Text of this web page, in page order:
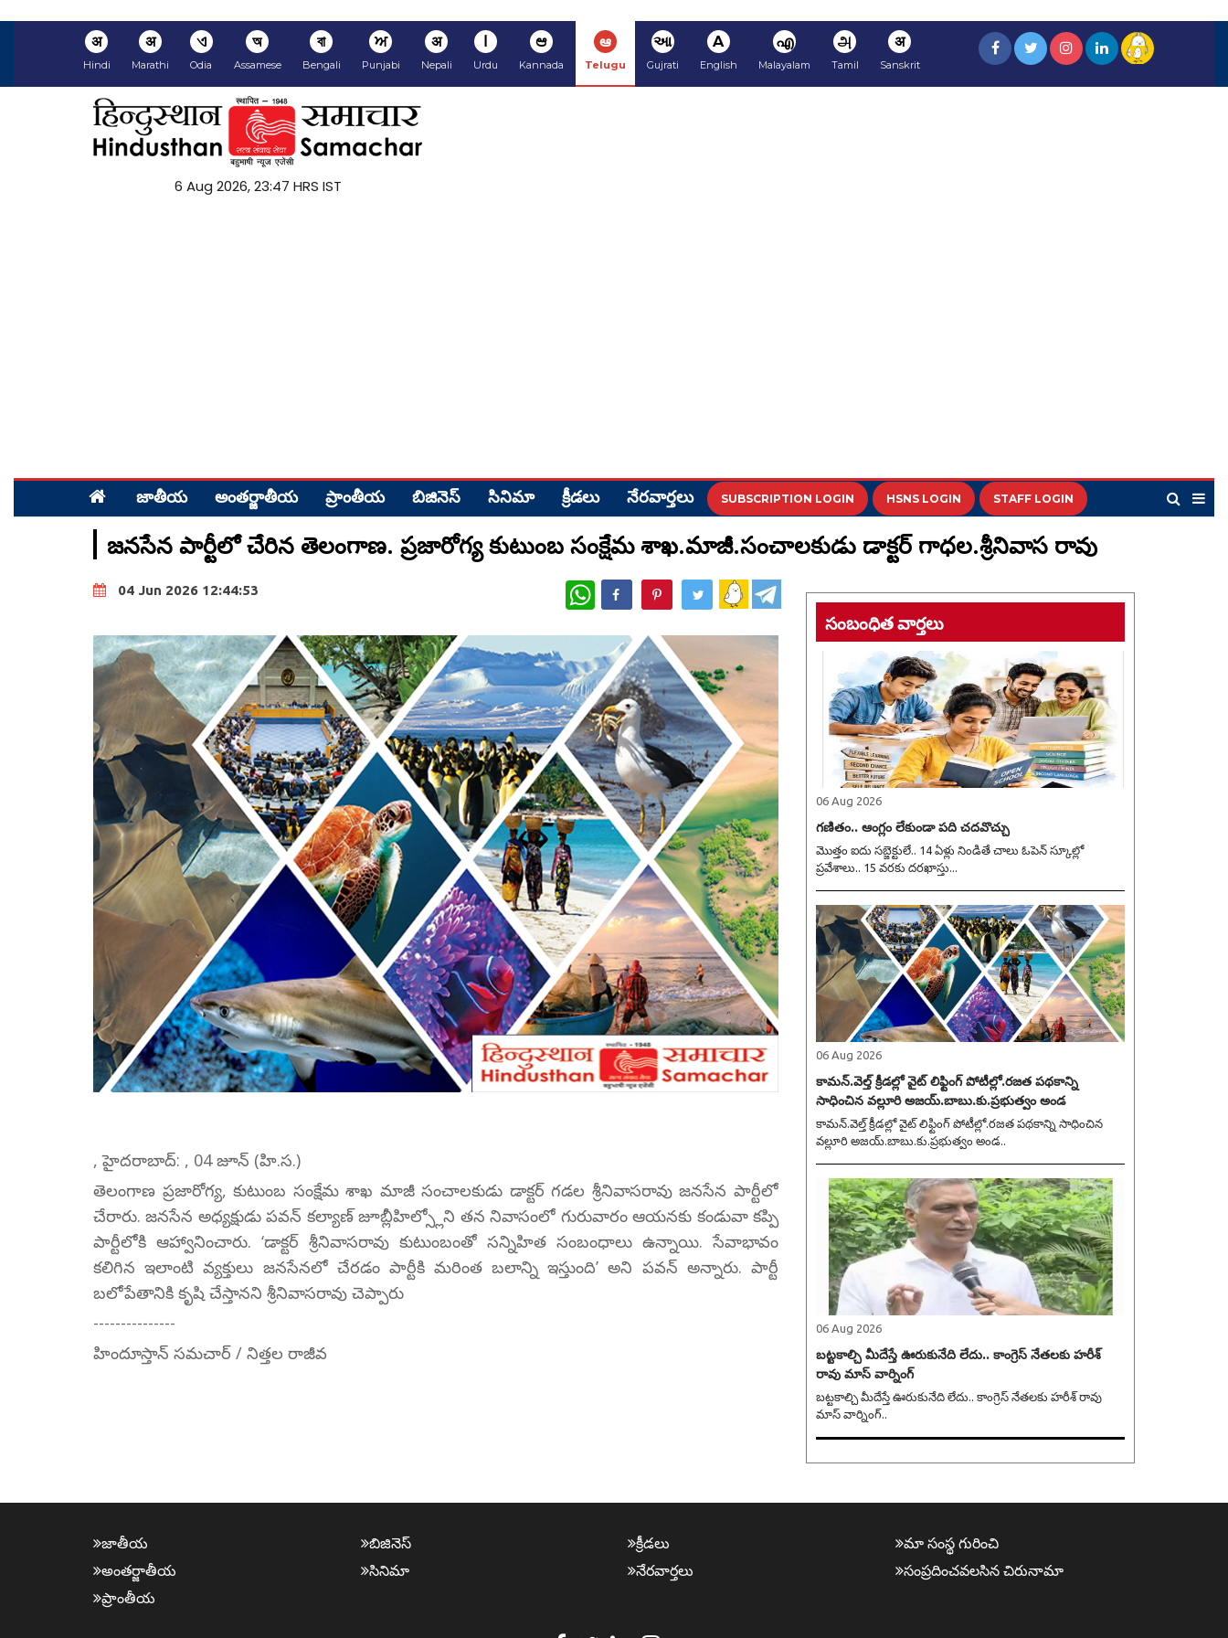
अ
Hindi
अ
Marathi
ଏ
Odia
অ
Assamese
বা
Bengali
ਅ
Punjabi
अ
Nepali
ا
Urdu
ಆ
Kannada
ఆ
Telugu
આ
Gujrati
A
English
എ
Malayalam
அ
Tamil
अ
Sanskrit
6 Aug 2026, 23:47 HRS IST
జాతీయ అంత‌ర్జాతీయ ప్రాంతీయ‌ బిజినెస్ సినిమా క్రీడ‌లు నేర‌వార్త‌లు SUBSCRIPTION LOGIN HSNS LOGIN STAFF LOGIN
జనసేన పార్టీలో చేరిన తెలంగాణ. ప్రజారోగ్య కుటుంబ సంక్షేమ శాఖ.మాజీ.సంచాలకుడు డాక్టర్ గాధల.శ్రీనివాస రావు
04 Jun 2026 12:44:53 WhatsApp
, హైదరాబాద్: , 04 జూన్ (హి.స.)
తెలంగాణ ప్రజారోగ్య, కుటుంబ సంక్షేమ శాఖ మాజీ సంచాలకుడు డాక్టర్ గడల శ్రీనివాసరావు జనసేన పార్టీలో
చేరారు. జనసేన అధ్యక్షుడు పవన్ కల్యాణ్ జూబ్లీహిల్స్లోని తన నివాసంలో గురువారం ఆయనకు కండువా కప్పి
పార్టీలోకి ఆహ్వానించారు. ‘డాక్టర్ శ్రీనివాసరావు కుటుంబంతో సన్నిహిత సంబంధాలు ఉన్నాయి. సేవాభావం
కలిగిన ఇలాంటి వ్యక్తులు జనసేనలో చేరడం పార్టీకి మరింత బలాన్ని ఇస్తుంది’ అని పవన్ అన్నారు. పార్టీ
బలోపేతానికి కృషి చేస్తానని శ్రీనివాసరావు చెప్పారు
---------------
హిందూస్తాన్ సమచార్ / నిత్తల రాజీవ
సంబంధిత వార్తలు
06 Aug 2026
గణితం.. ఆంగ్లం లేకుండా పది చదవొచ్చు
మొత్తం ఐదు సబ్జెక్టులే.. 14 ఏళ్లు నిండితే చాలు ఓపెన్ స్కూల్లో
ప్రవేశాలు.. 15 వరకు దరఖాస్తు...
06 Aug 2026
కామన్.వెల్త్ క్రీడల్లో వైట్ లిఫ్టింగ్ పోటీల్లో.రజత పథకాన్ని
సాధించిన వల్లూరి అజయ్.బాబు.కు.ప్రభుత్వం అండ
కామన్.వెల్త్ క్రీడల్లో వైట్ లిఫ్టింగ్ పోటీల్లో.రజత పథకాన్ని సాధించిన
వల్లూరి అజయ్.బాబు.కు.ప్రభుత్వం అండ..
06 Aug 2026
బట్టకాల్చి మీదేస్తే ఊరుకునేది లేదు.. కాంగ్రెస్ నేతలకు హరీశ్
రావు మాస్ వార్నింగ్
బట్టకాల్చి మీదేస్తే ఊరుకునేది లేదు.. కాంగ్రెస్ నేతలకు హరీశ్ రావు
మాస్ వార్నింగ్..
జాతీయ
అంత‌ర్జాతీయ
ప్రాంతీయ‌
బిజినెస్
సినిమా
క్రీడ‌లు
నేర‌వార్త‌లు
మా సంస్థ గురించి
సంప్ర‌దించవ‌ల‌సిన‌ చిరునామా